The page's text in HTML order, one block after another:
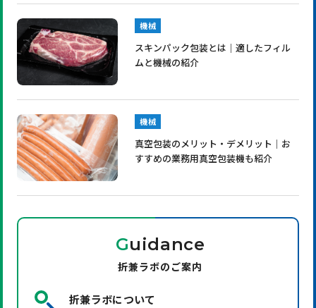
機械
スキンパック包装とは｜適したフィル
ムと機械の紹介
機械
真空包装のメリット・デメリット｜お
すすめの業務用真空包装機も紹介
Guidance
折兼ラボのご案内
折兼ラボについて